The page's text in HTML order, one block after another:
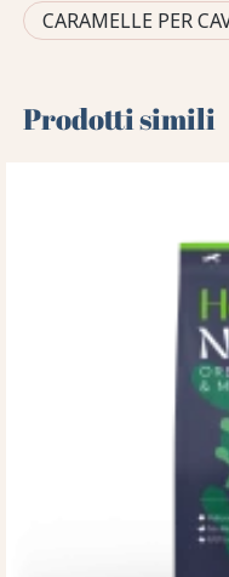
CARAMELLE PER
Prodotti simili